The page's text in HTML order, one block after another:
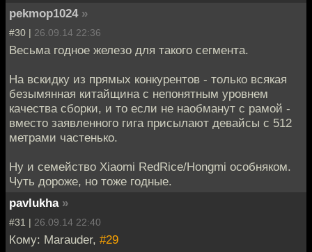
pekmop1024 »
#30 | 26.09.14 22:36
Весьма годное железо для такого сегмента.
На вскидку из прямых конкурентов - только всякая
безымянная китайщина с непонятным уровнем
качества сборки, и то если не наобманут с рамой -
вместо заявленного гига присылают девайсы с 512
метрами частенько.
Ну и семейство Xiaomi RedRice/Hongmi особняком.
Чуть дороже, но тоже годные.
pavlukha »
#31 | 26.09.14 22:40
Кому: Marauder, #29